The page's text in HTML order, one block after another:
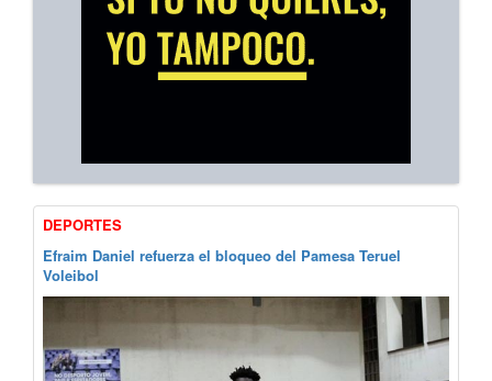
DEPORTES
Efraim Daniel refuerza el bloqueo del Pamesa Teruel
Voleibol